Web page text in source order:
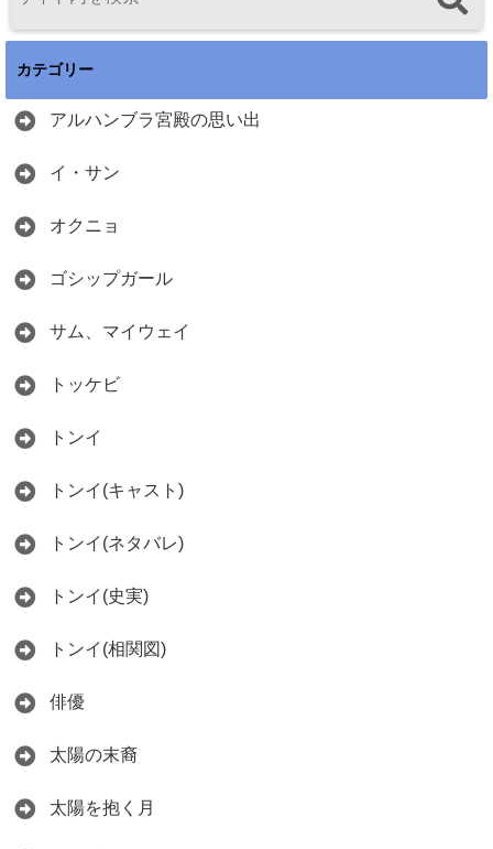
カテゴリー
アルハンブラ宮殿の思い出
イ・サン
オクニョ
ゴシップガール
サム、マイウェイ
トッケビ
トンイ
トンイ(キャスト)
トンイ(ネタバレ)
トンイ(史実)
トンイ(相関図)
俳優
太陽の末裔
太陽を抱く月